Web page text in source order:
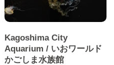
Kagoshima City
Aquarium / いおワールド
かごしま水族館